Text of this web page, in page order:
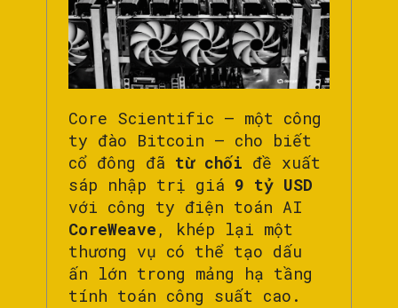
Core Scientific — một công
ty đào Bitcoin — cho biết
cổ đông đã từ chối đề xuất
sáp nhập trị giá 9 tỷ USD
với công ty điện toán AI
CoreWeave , khép lại một
thương vụ có thể tạo dấu
ấn lớn trong mảng hạ tầng
tính toán công suất cao.